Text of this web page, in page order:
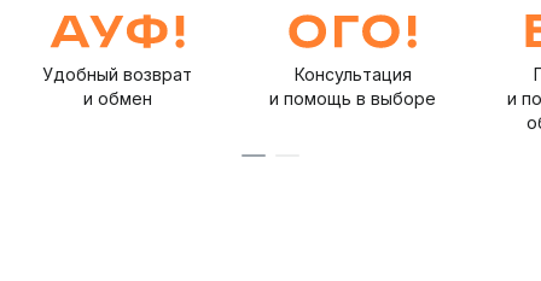
Удобный возврат
и обмен
Консультация
и помощь в выборе
и